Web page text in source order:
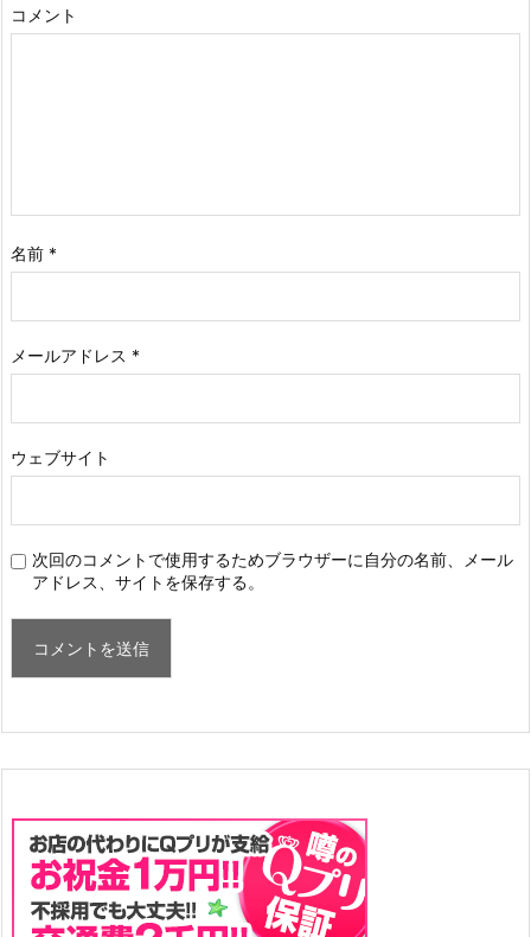
コメント
名前 *
メールアドレス *
ウェブサイト
次回のコメントで使用するためブラウザーに自分の名前、メール
アドレス、サイトを保存する。